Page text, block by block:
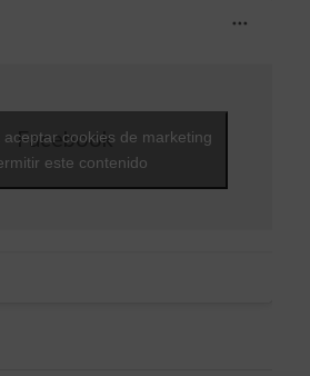
Facebook
aceptar cookies de marketing
este contenido